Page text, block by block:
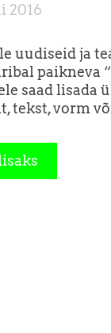
2016
uudiseid ja
paikneva
saad lisada
tekst, vorm